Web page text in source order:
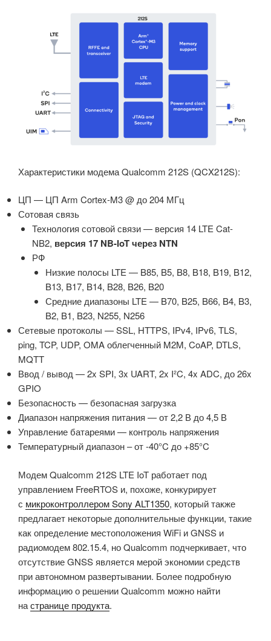
Характеристики модема Qualcomm 212S (QCX212S):
ЦП — ЦП Arm Cortex-M3 @ до 204 МГц
Сотовая связь
Технология сотовой связи — версия 14 LTE Cat-
NB2, версия 17 NB-IoT через NTN
РФ
Низкие полосы LTE — B85, B5, B8, B18, B19, B12,
B13, B17, B14, B28, B26, B20
Средние диапазоны LTE — B70, B25, B66, B4, B3,
B2, B1, B23, N255, N256
Сетевые протоколы — SSL, HTTPS, IPv4, IPv6, TLS,
ping, TCP, UDP, OMA облегченный M2M, CoAP, DTLS,
MQTT
Ввод / вывод — 2x SPI, 3x UART, 2x I²C, 4x ADC, до 26x
GPIO
Безопасность — безопасная загрузка
Диапазон напряжения питания — от 2,2 В до 4,5 В
Управление батареями — контроль напряжения
Температурный диапазон – от -40°C до +85°C
Модем Qualcomm 212S LTE IoT работает под
управлением FreeRTOS и, похоже, конкурирует
с микроконтроллером Sony ALT1350, который также
предлагает некоторые дополнительные функции, такие
как определение местоположения WiFi и GNSS и
радиомодем 802.15.4, но Qualcomm подчеркивает, что
отсутствие GNSS является мерой экономии средств
при автономном развертывании. Более подробную
информацию о решении Qualcomm можно найти
настранице продукта.